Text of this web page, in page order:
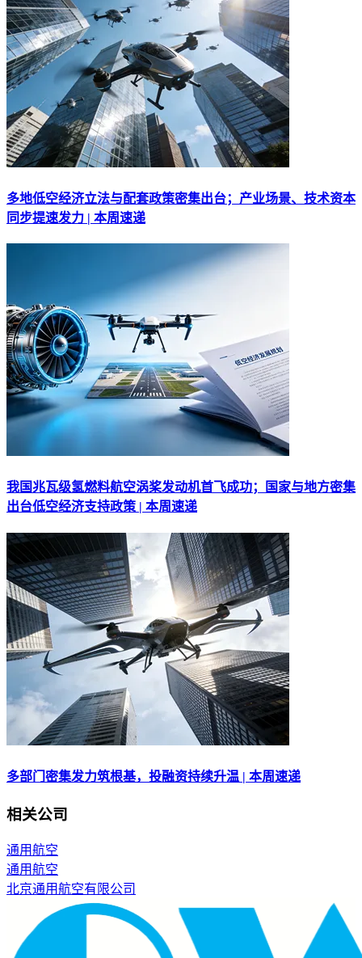
多地低空经济立法与配套政策密集出台；产业场景、技术资本
同步提速发力 | 本周速递
我国兆瓦级氢燃料航空涡桨发动机首飞成功；国家与地方密集
出台低空经济支持政策 | 本周速递
多部门密集发力筑根基，投融资持续升温 | 本周速递
相关公司
通用航空
通用航空
北京通用航空有限公司